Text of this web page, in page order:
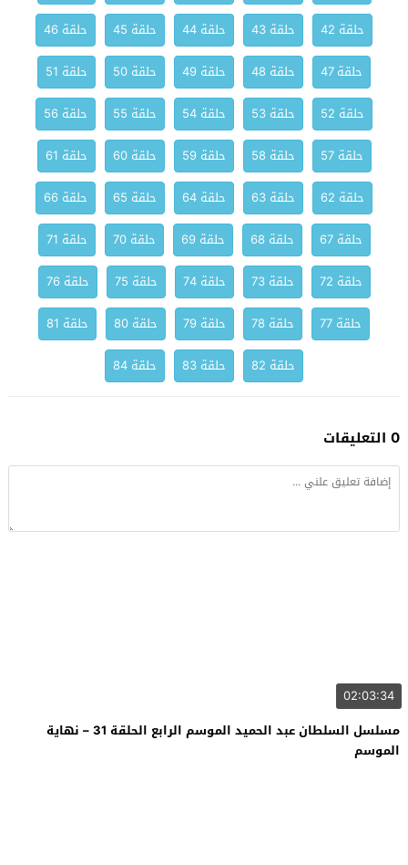
حلقة 42
حلقة 43 حلقة 44 حلقة 45
حلقة 46
حلقة 47
حلقة 48 حلقة 49 حلقة 50
حلقة 51
حلقة 52
حلقة 53 حلقة 54 حلقة 55
حلقة 56
حلقة 57
حلقة 58 حلقة 59 حلقة 60
حلقة 61
حلقة 62
حلقة 63 حلقة 64 حلقة 65
حلقة 66
حلقة 67
حلقة 68 حلقة 69 حلقة 70
حلقة 71
حلقة 72
حلقة 73 حلقة 74 حلقة 75
حلقة 76
حلقة 77
حلقة 78 حلقة 79 حلقة 80
حلقة 81
حلقة 82
حلقة 83 حلقة 84
0 التعليقات
02:03:34
مسلسل السلطان عبد الحميد الموسم الرابع الحلقة 31 – نهاية
الموسم